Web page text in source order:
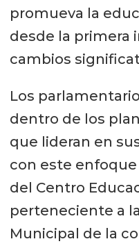
promueva la
desde la primera
cambios
Los
dentro de los
que lideran en
con este
del Centro
perteneciente a
Municipal de la